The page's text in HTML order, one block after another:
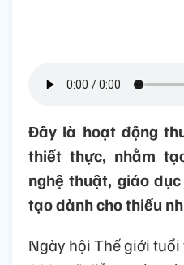
Đây là hoạt động
thiết thực, nhằm
nghệ thuật, giáo
tạo dành cho thiếu
Ngày hội Thế giới